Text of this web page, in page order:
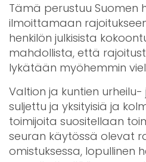
Tämä perustuu Suomen
ilmoittamaan
henkilön julkisista
mahdollista, että
lykätään myöhemmin
Valtion ja kuntien
suljettu ja yksityisiä ja
toimijoita suositellaan
seuran käytössä olevat
omistuksessa, lopullinen